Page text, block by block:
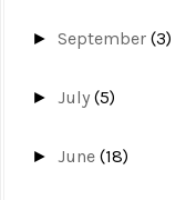
►September(3)
►July(5)
►June(18)